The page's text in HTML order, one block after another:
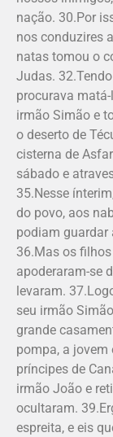
nação. 30.Por
nos conduzires
natas tomou o
Judas.
procurava
irmão Simão e
o deserto de
cisterna de
sábado e
35.Nesse
do povo, aos
podiam guardar
36.Mas os
apoderaram-se
levaram.
seu irmão
grande
pompa, a jovem
príncipes de
irmão João e
ocultaram.
espreita, e eis